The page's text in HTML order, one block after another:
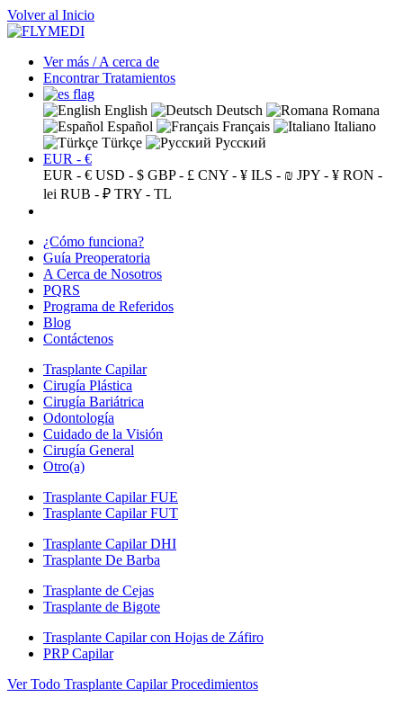
Volver al Inicio
Ver más / A cerca de
Encontrar Tratamientos
English Deutsch
Romana
Español
Français
Italiano
Türkçe
Русский
EUR - €
EUR - € USD - $ GBP - £ CNY - ¥ ILS - ₪ JPY - ¥ RON -
lei RUB - ₽ TRY - TL
¿Cómo funciona?
Guía Preoperatoria
A Cerca de Nosotros
PQRS
Programa de Referidos
Blog
Contáctenos
Trasplante Capilar
Cirugía Plástica
Cirugía Bariátrica
Odontología
Cuidado de la Visión
Cirugía General
Otro(a)
Trasplante Capilar FUE
Trasplante Capilar FUT
Trasplante Capilar DHI
Trasplante De Barba
Trasplante de Cejas
Trasplante de Bigote
Trasplante Capilar con Hojas de Záfiro
PRP Capilar
Ver Todo Trasplante Capilar Procedimientos